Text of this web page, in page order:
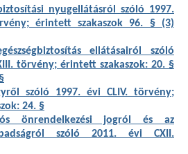
nyugellátásról szóló 1997.
érintett szakaszok 96. § (3)
ellátásairól szóló
törvény; érintett szakaszok: 20. §
szóló 1997. évi CLIV. törvény;
24. §
önrendelkezési jogról és az
szóló 2011. évi CXII.